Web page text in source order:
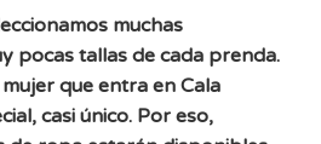
muchas
pocas tallas de cada prenda.
que entra en Cala
casi único. Por eso,